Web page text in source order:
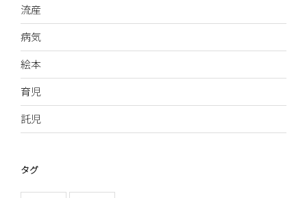
流産
病気
絵本
育児
託児
タグ